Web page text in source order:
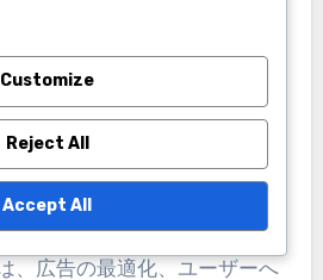
、コンテンツの一部が正しく
ります。 また、広告がない
益が減少し、結果的にコンテ
可能性もあります。ユーザー
な体験を求める一方で、質の
受できなくなるリスクがあり
ーへの対策は何か 広告ブロ
、広告の最適化、ユーザーへ
Customize
Reject All
Accept All